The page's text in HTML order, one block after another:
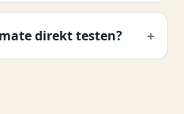
direkt testen?